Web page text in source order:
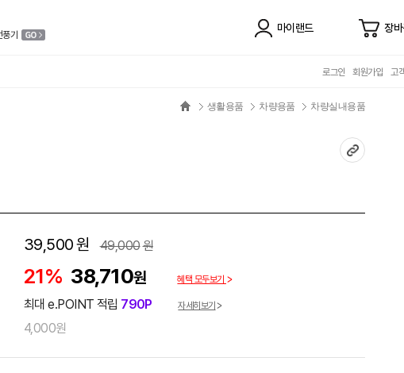
풍기
마이랜드 장
로그인 회원가입 고
생활용품 차량용품 차량실내용품
39,500원 49,000원
21% 38,710원 혜택 모두보기
최대 e.POINT 적립 790P 자세히보기
4,000원